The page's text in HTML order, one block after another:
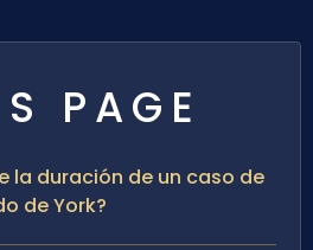
PAGE
la duración de un caso de
de York?